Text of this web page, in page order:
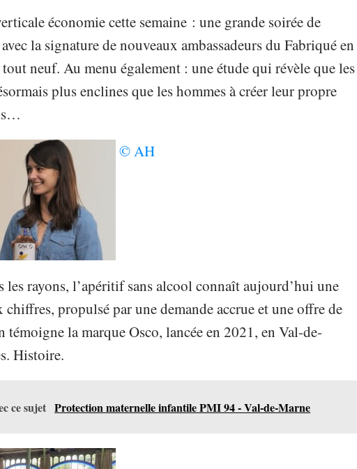
économie cette semaine : une grande soirée de
la signature de nouveaux ambassadeurs du Fabriqué en
neuf. Au menu également : une étude qui révèle que les
plus enclines que les hommes à créer leur propre
© AH
rayons, l’apéritif sans alcool connaît aujourd’hui une
chiffres, propulsé par une demande accrue et une offre de
témoigne la marque Osco, lancée en 2021, en Val-de-
Histoire.
ce sujet Protection maternelle infantile PMI 94 - Val-de-Marne